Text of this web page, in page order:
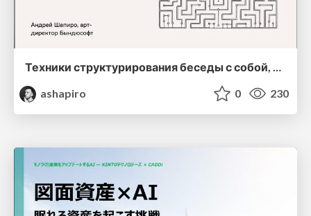
Техники структурирования беседы с собой, заказчиком и командо
ashapiro
0 230